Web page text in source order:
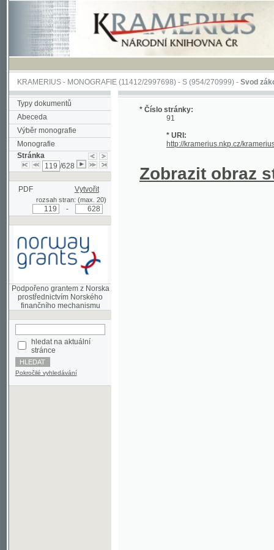
KRAMERIUS-MONOGRAFIE(11412/2997698) -S (954/270999)-Svod zákonův
Typy dokumentů
Abeceda
Výběr monografie
Monografie
Stránka
/628
PDF Vytvořit
rozsah stran: (max. 20)
Podpořeno grantem z Norska
prostřednictvím Norského
hledat na aktuální
stránce
Pokročilé vyhledávání
* Číslo stránky:
91
* URI:
http://kramerius.nkp.cz/kramerius/